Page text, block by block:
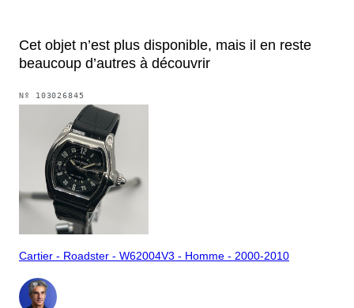
Cet objet n’est plus disponible, mais il en reste
beaucoup d’autres à découvrir
Nº 103026845
Cartier - Roadster - W62004V3 - Homme - 2000-2010